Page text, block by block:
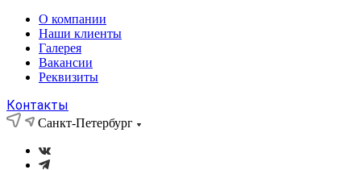
О компании
Наши клиенты
Галерея
Вакансии
Реквизиты
Контакты
Санкт-Петербург